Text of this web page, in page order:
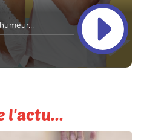
l'actu...